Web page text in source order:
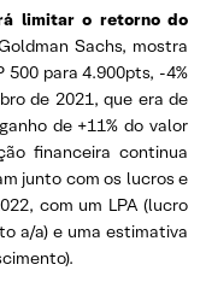
limitar o retorno do
Sachs, mostra
500 para 4.900pts, -4%
de 2021, que era de
de +11% do valor
financeira continua
junto com os lucros e
com um LPA (lucro
a/a) e uma estimativa